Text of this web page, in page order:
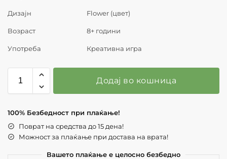
Дизајн Flower (цвет)
Возраст 8+ години
Употреба Креативна игра
Додај во кошница
100% Безбедност при плаќање!
Поврат на средства до 15 дена!
Можност за плаќање при достава на врата!
Вашето плаќање е целосно безбедно